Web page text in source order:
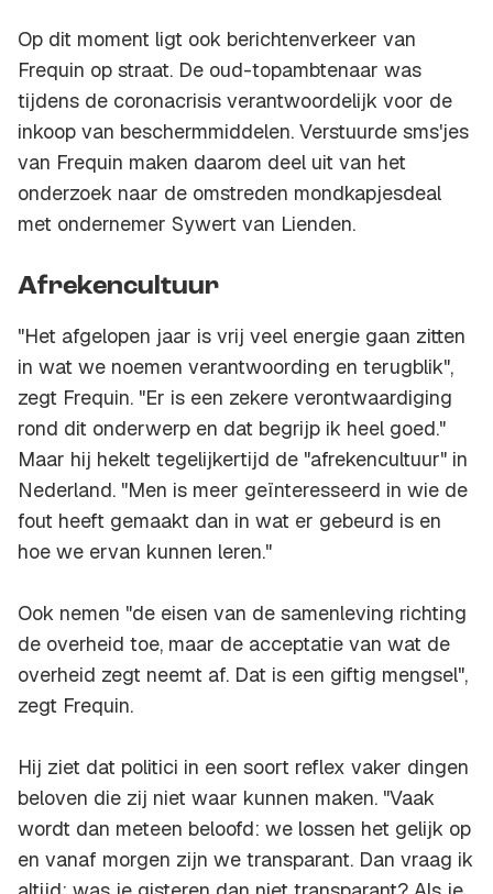
Op dit moment ligt ook berichtenverkeer van
Frequin op straat. De oud-topambtenaar was
tijdens de coronacrisis verantwoordelijk voor de
inkoop van beschermmiddelen. Verstuurde sms'jes
van Frequin maken daarom deel uit van het
onderzoek naar de omstreden mondkapjesdeal
met ondernemer Sywert van Lienden.
Afrekencultuur
"Het afgelopen jaar is vrij veel energie gaan zitten
in wat we noemen verantwoording en terugblik",
zegt Frequin. "Er is een zekere verontwaardiging
rond dit onderwerp en dat begrijp ik heel goed."
Maar hij hekelt tegelijkertijd de "afrekencultuur" in
Nederland. "Men is meer geïnteresseerd in wie de
fout heeft gemaakt dan in wat er gebeurd is en
hoe we ervan kunnen leren."
Ook nemen "de eisen van de samenleving richting
de overheid toe, maar de acceptatie van wat de
overheid zegt neemt af. Dat is een giftig mengsel",
zegt Frequin.
Hij ziet dat politici in een soort reflex vaker dingen
beloven die zij niet waar kunnen maken. "Vaak
wordt dan meteen beloofd: we lossen het gelijk op
en vanaf morgen zijn we transparant. Dan vraag ik